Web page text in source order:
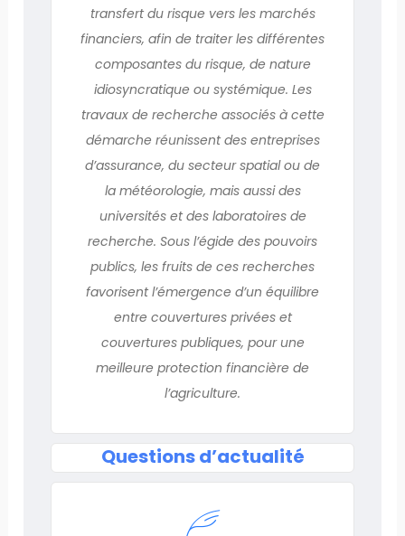
transfert du risque vers les marchés
financiers, afin de traiter les différentes
composantes du risque, de nature
idiosyncratique ou systémique. Les
travaux de recherche associés à cette
démarche réunissent des entreprises
d’assurance, du secteur spatial ou de
la météorologie, mais aussi des
universités et des laboratoires de
recherche. Sous l’égide des pouvoirs
publics, les fruits de ces recherches
favorisent l’émergence d’un équilibre
entre couvertures privées et
couvertures publiques, pour une
meilleure protection financière de
l’agriculture.
Questions d’actualité